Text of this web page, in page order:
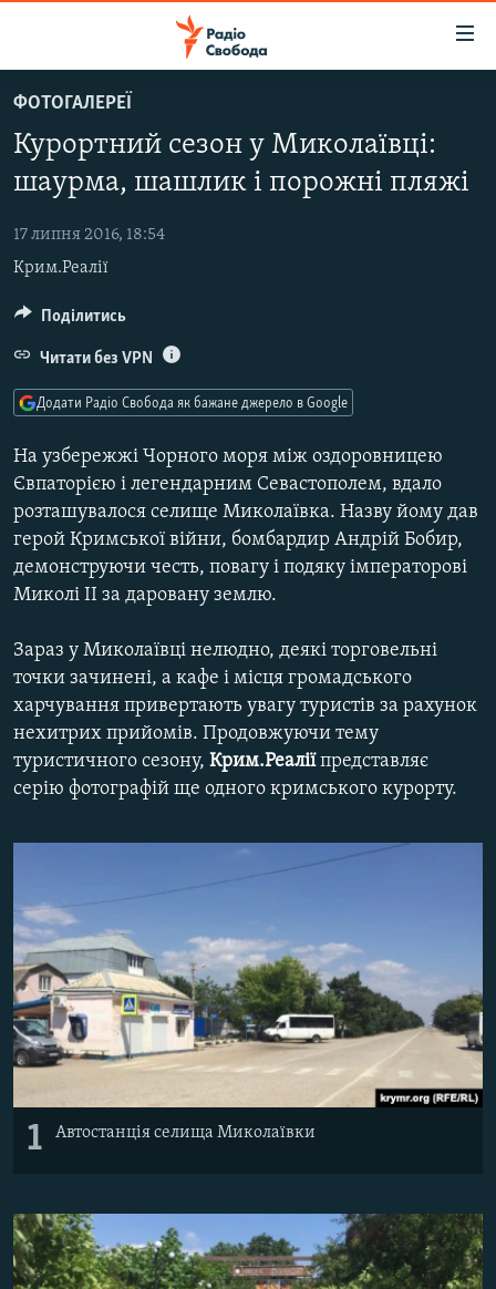
до
основного
матеріалу
Перейти
до
навігації
Перейти
пошуку
ВСЕ ЗА ДОБУ
СТАТТІ
ПОЛІТИКА
ЕКОНОМІКА
СУСПІЛЬСТВО
КУЛЬТУРА
СПОРТ
СВІТ
ВІЙНА
РОСІЙСЬКА «ФІЛЬТРАЦІЯ»
ДОНБАС.РЕАЛІЇ
КРИМ.РЕАЛІЇ
ТИ ЯК?
КИТАЙ.ВИКЛИКИ
МУЛЬТИМЕДІА
ФОТО
СПЕЦПРОЄКТИ
РУС
УКР
КТАТ
Усі сайти RFE/RL
ФОТОГАЛЕРЕЇ
Курортний сезон у Миколаївці:
шаурма, шашлик і порожні пляжі
17 липня 2016, 18:54
Крим.Реалії
На узбережжі Чорного моря між оздоровницею
Євпаторією і легендарним Севастополем, вдало
розташувалося селище Миколаївка. Назву йому дав
герой Кримської війни, бомбардир Андрій Бобир,
демонструючи честь, повагу і подяку імператорові
Миколі II за даровану землю.
Зараз у Миколаївці нелюдно, деякі торговельні
точки зачинені, а кафе і місця громадського
харчування привертають увагу туристів за рахунок
нехитрих прийомів. Продовжуючи тему
туристичного сезону, Крим.Реаліїпредставляє
серію фотографій ще одного кримського курорту.
1 Автостанція селища Миколаївки
Поділитись
Читати без VPN
Додати Радіо Свобода як бажане джерело в Google